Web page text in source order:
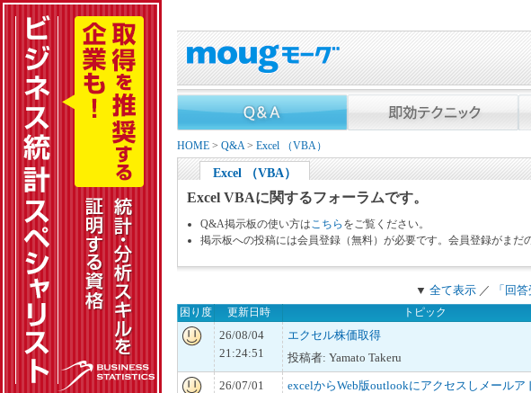
HOME > Q&A> Excel （VBA）
Excel （VBA）
Excel VBAに関するフォーラムです。
Q&A掲示板の使い方は こちら をご覧ください。
掲示板への投稿には会員登録（無料）が必要です。会員登録がまだ
▼ 全て表示 ／ 「回
困り度 更新日時 トピック
26/08/04
21:24:51
エクセル株価取得
投稿者: Yamato Takeru
26/07/01
excelからWeb版outlookにアクセスしメールア